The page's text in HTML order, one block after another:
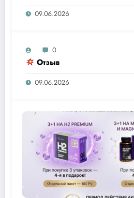
09.06.2026
0
Отзыв
09.06.2026